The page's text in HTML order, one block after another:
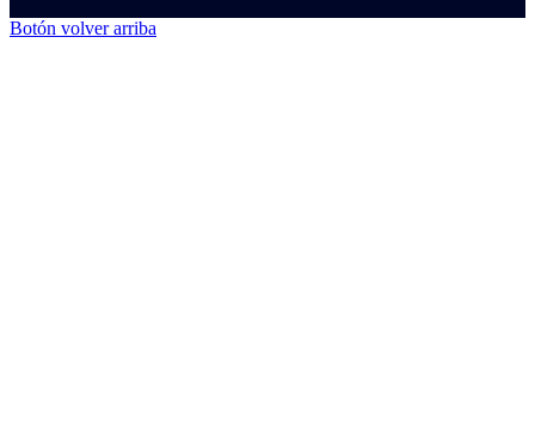
Botón volver arriba